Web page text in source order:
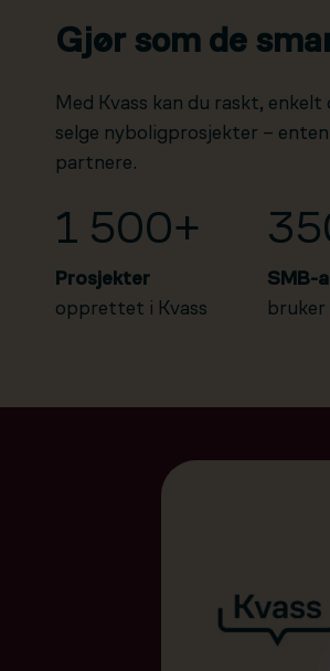
Gjør som de
Med Kvass kan du raskt,
selge nyboligprosjekter –
partnere.
1 500+
Prosjekter
opprettet i Kvass
SMB-
bruker